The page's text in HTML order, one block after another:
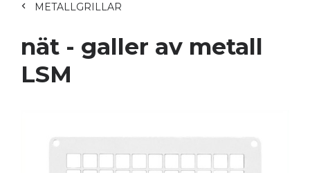
METALLGRILLAR
nät - galler av metall
LSM